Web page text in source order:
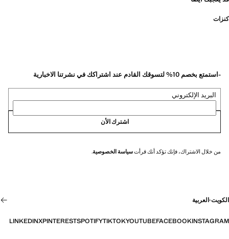
كنزات
-استمتع بخصم 10% لتسوقك القادم عند اشتراكك في نشرتنا الاخبارية
البريد الإلكتروني
اشترك الأن
من خلال الاشتراك، فإنك تؤكد أنك قرأتسياسة الخصوصية.
الكويت·العربية
INSTAGRAM
FACEBOOK
YOUTUBE
TIKTOK
SPOTIFY
PINTEREST
X
LINKEDIN